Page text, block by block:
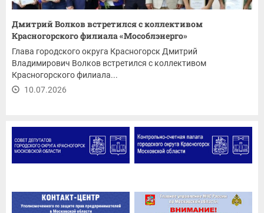
Дмитрий Волков встретился с коллективом
Красногорского филиала «Мособлэнерго»
Глава городского округа Красногорск Дмитрий
Владимирович Волков встретился с коллективом
Красногорского филиала...
10.07.2026